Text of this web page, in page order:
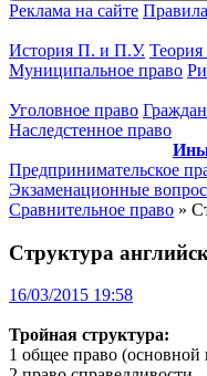
Реклама на сайте
История П. и П.У. Теория
Муниципальное право
Уголовное право
Наследстенное право
Предпринимательское
Экзаменационные
Сравнительное право »
Структура
16/03/2015 19:58
Тройная структура:
1 общее право (основной